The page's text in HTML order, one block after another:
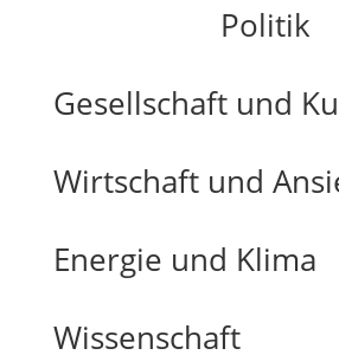
Politik
Gesellschaft und
Wirtschaft und
Energie und Klima
Wissenschaft